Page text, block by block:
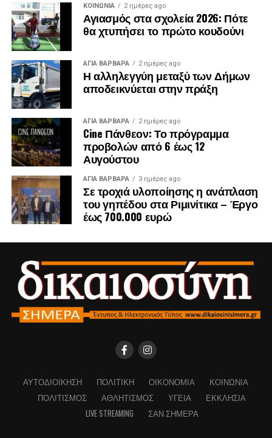
.
.
ΚΟΙΝΩΝΊΑ 2 ημέρες ago
Αγιασμός στα σχολεία 2026: Πότε
θα χτυπήσει το πρώτο κουδούνι
ΑΓΙΑ ΒΑΡΒΑΡΑ 2 ημέρες ago
Η αλληλεγγύη μεταξύ των Δήμων
αποδεικνύεται στην πράξη
ΑΓΙΑ ΒΑΡΒΑΡΑ 2 ημέρες ago
Cine Πάνθεον: Το πρόγραμμα
προβολών από 6 έως 12
Αυγούστου
ΑΓΙΑ ΒΑΡΒΑΡΑ 3 ημέρες ago
Σε τροχιά υλοποίησης η ανάπλαση
του γηπέδου στα Ριμινίτικα – Έργο
έως 700.000 ευρώ
ΑΥΤΟΔΙΟΊΚΗΣΗ ΠΟΛΙΤΙΚΉ ΟΙΚΟΝΟΜΊΑ
ΚΟΙΝΩΝΊΑ
ΠΟΛΙΤΙΣΜΌΣ
ΑΘΛΗΤΙΣΜΌΣ ΥΓΕΊΑ
ΕΚΚΛΗΣΊΑ
LIVE STREAMING
ΣΑΝ ΣΉΜΕΡΑ